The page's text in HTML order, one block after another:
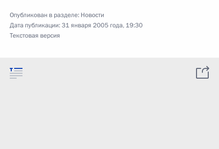
Опубликован в разделе: Новости
Дата публикации:31 января 2005 года, 19:30
Текстовая версия